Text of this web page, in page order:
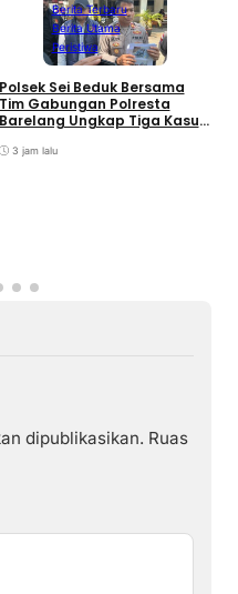
Berita Terbaru
Berita Utama
Peristiwa
Polsek Sei Beduk Bersama
Tim Gabungan Polresta
Barelang Ungkap Tiga Kasus
3 jam lalu
dipublikasikan. Ruas